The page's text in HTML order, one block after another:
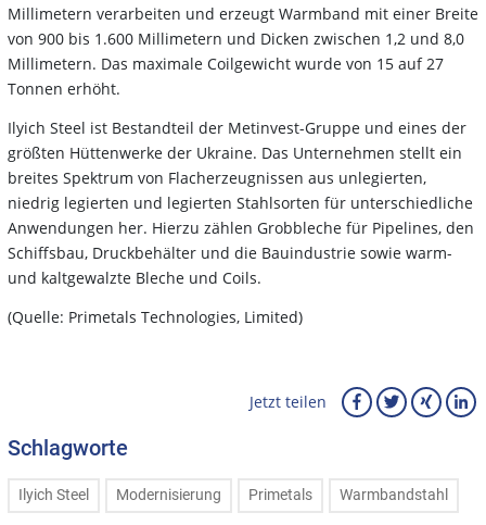
Millimetern verarbeiten und erzeugt Warmband mit einer Breite
von 900 bis 1.600 Millimetern und Dicken zwischen 1,2 und 8,0
Millimetern. Das maximale Coilgewicht wurde von 15 auf 27
Tonnen erhöht.
Ilyich Steel ist Bestandteil der Metinvest-Gruppe und eines der
größten Hüttenwerke der Ukraine. Das Unternehmen stellt ein
breites Spektrum von Flacherzeugnissen aus unlegierten,
niedrig legierten und legierten Stahlsorten für unterschiedliche
Anwendungen her. Hierzu zählen Grobbleche für Pipelines, den
Schiffsbau, Druckbehälter und die Bauindustrie sowie warm-
und kaltgewalzte Bleche und Coils.
(Quelle: Primetals Technologies, Limited)
Jetzt teilen
Schlagworte
Ilyich Steel Modernisierung Primetals Warmbandstahl